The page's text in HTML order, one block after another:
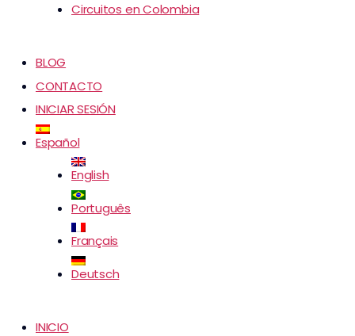
Circuitos en Colombia
BLOG
CONTACTO
INICIAR SESIÓN
Español
English
Português
Français
Deutsch
INICIO